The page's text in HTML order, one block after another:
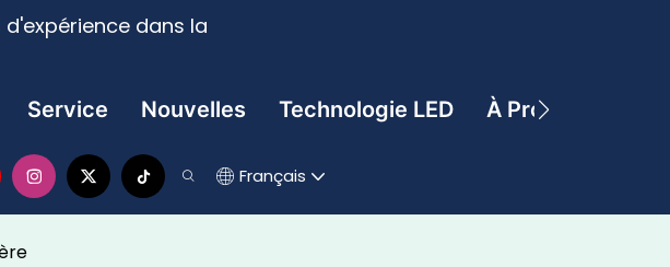
d'expérience dans la
Service Nouvelles Technologie LED À Propos De
Français